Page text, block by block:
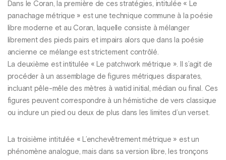
Dans le Coran, la première de ces stratégies, intitulée « Le
panachage métrique » est une technique commune à la poésie
libre moderne et au Coran, laquelle consiste à mélanger
librement des pieds pairs et impairs alors que dans la poésie
ancienne ce mélange est strictement contrôlé.
La deuxième est intitulée « Le patchwork métrique ». Il s’agit de
procéder à un assemblage de figures métriques disparates,
incluant pêle-mêle des mètres à watid initial, médian ou final. Ces
figures peuvent correspondre à un hémistiche de vers classique
ou inclure un pied ou deux de plus dans les limites d’un verset.
La troisième intitulée « L’enchevêtrement métrique » est un
phénomène analogue, mais dans sa version libre, les tronçons